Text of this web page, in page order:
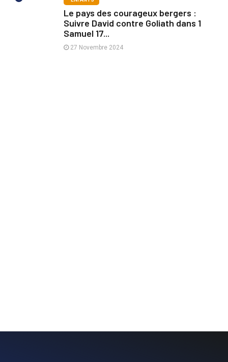
Le pays des courageux bergers :
Suivre David contre Goliath dans 1
Samuel 17...
27 Novembre 2024